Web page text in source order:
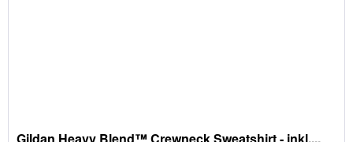
Gildan Heavy Blend™ Crewneck Sweatshirt - inkl....